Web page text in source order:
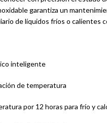
garantiza un
de líquidos fríos o calientes
inteligente
de temperatura
por 12 horas para frío y